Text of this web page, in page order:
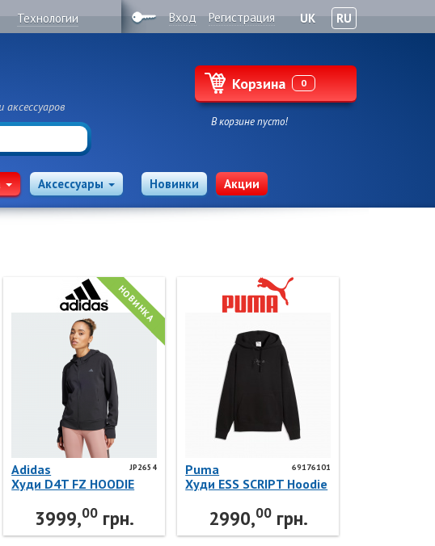
Вход Регистрация UK RU
Технологии
Корзина 0
В корзине пусто!
Аксессуары Новинки Акции
НОВИНКА
JP2654
Adidas
Худи D4T FZ HOODIE
3999,00грн.
69176101
Puma
Худи ESS SCRIPT Hoodie
2990,00грн.